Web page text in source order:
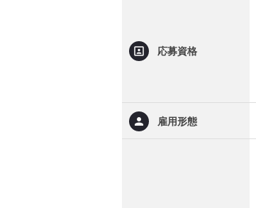
応募資格
雇用形態